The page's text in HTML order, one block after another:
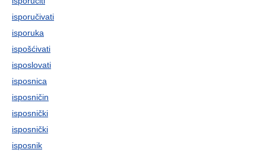
isporučivati
isporuka
ispošćivati
isposlovati
isposnica
isposničin
isposnički
isposnički
isposnik